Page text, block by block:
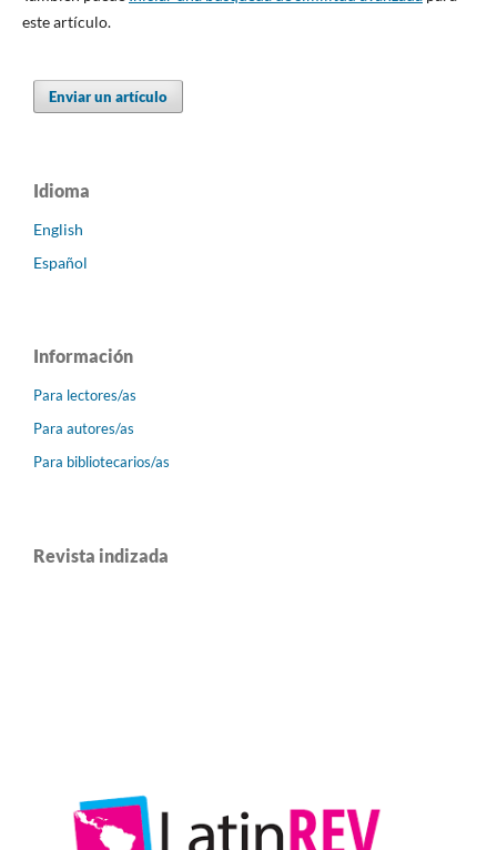
este artículo.
Enviar un artículo
Idioma
English
Español
Información
Para lectores/as
Para autores/as
Para bibliotecarios/as
Revista indizada